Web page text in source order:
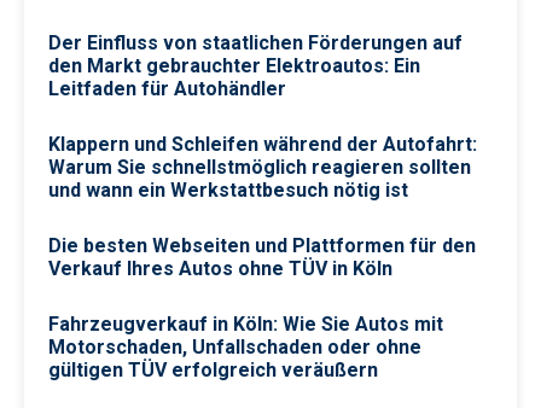
Der Einfluss von staatlichen Förderungen auf
den Markt gebrauchter Elektroautos: Ein
Leitfaden für Autohändler
Klappern und Schleifen während der Autofahrt:
Warum Sie schnellstmöglich reagieren sollten
und wann ein Werkstattbesuch nötig ist
Die besten Webseiten und Plattformen für den
Verkauf Ihres Autos ohne TÜV in Köln
Fahrzeugverkauf in Köln: Wie Sie Autos mit
Motorschaden, Unfallschaden oder ohne
gültigen TÜV erfolgreich veräußern